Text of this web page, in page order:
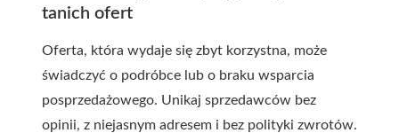
tanich ofert
Oferta, która wydaje się zbyt korzystna, może
świadczyć o podróbce lub o braku wsparcia
posprzedażowego. Unikaj sprzedawców bez
opinii, z niejasnym adresem i bez polityki zwrotów.